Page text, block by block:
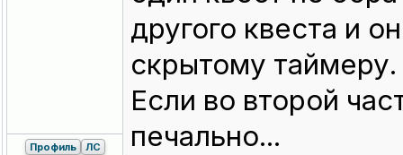
другого квеста и
скрытому таймеру.
Если во второй
печально...
Профиль ЛС